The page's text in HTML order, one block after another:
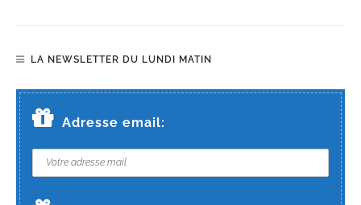
LA NEWSLETTER DU LUNDI MATIN
Adresse email: